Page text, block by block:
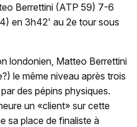
Berrettini (ATP 59) 7-6
en 3h42' au 2e tour sous
londonien, Matteo Berrettini
le même niveau après trois
des pépins physiques.
un «client» sur cette
sa place de finaliste à